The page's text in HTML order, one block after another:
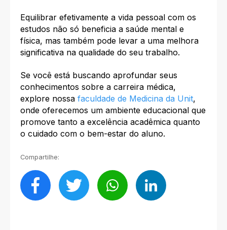
Equilibrar efetivamente a vida pessoal com os
estudos não só beneficia a saúde mental e
física, mas também pode levar a uma melhora
significativa na qualidade do seu trabalho.
Se você está buscando aprofundar seus
conhecimentos sobre a carreira médica,
explore nossa faculdade de Medicina da Unit,
onde oferecemos um ambiente educacional que
promove tanto a excelência acadêmica quanto
o cuidado com o bem-estar do aluno.
Compartilhe: